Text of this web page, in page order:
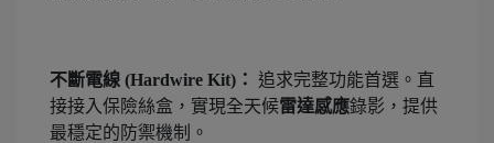
不斷電線 (Hardwire Kit)： 追求完整功能首選。直
接接入保險絲盒，實現全天候雷達感應錄影，提供
最穩定的防禦機制。